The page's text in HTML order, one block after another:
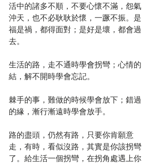
活中的諸多不順，不要心懷不滿，怨氣
沖天，也不必耿耿於懷，一蹶不振。是
福是禍，都得面對；是好是壞，都會過
去。
生活的路，走不通時學會拐彎；心情的
結，解不開時學會忘記。
棘手的事，難做的時候學會放下；錯過
的緣，漸行漸遠時學會放手。
路的盡頭，仍然有路，只要你肯願意
走，有時，看似沒路，其實是你該拐彎
了。給生活一個拐彎，在拐角處遇上你